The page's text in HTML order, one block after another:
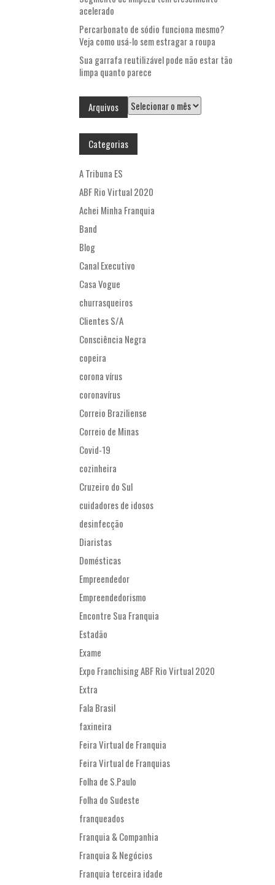
acelerado
Percarbonato de sódio funciona mesmo?
Veja como usá-lo sem estragar a roupa
Sua garrafa reutilizável pode não estar tão
limpa quanto parece
Arquivos Arquivos
Categorias
A Tribuna ES
ABF Rio Virtual 2020
Achei Minha Franquia
Band
Blog
Canal Executivo
Casa Vogue
churrasqueiros
Clientes S/A
Consciência Negra
copeira
corona vírus
coronavírus
Correio Braziliense
Correio de Minas
Covid-19
cozinheira
Cruzeiro do Sul
cuidadores de idosos
desinfecção
Diaristas
Domésticas
Empreendedor
Empreendedorismo
Encontre Sua Franquia
Estadão
Exame
Expo Franchising ABF Rio Virtual 2020
Extra
Fala Brasil
faxineira
Feira Virtual de Franquia
Feira Virtual de Franquias
Folha de S.Paulo
Folha do Sudeste
franqueados
Franquia & Companhia
Franquia & Negócios
Franquia terceira idade